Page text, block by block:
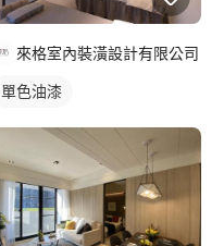
來格室內裝潢設計有限公司
單色油漆